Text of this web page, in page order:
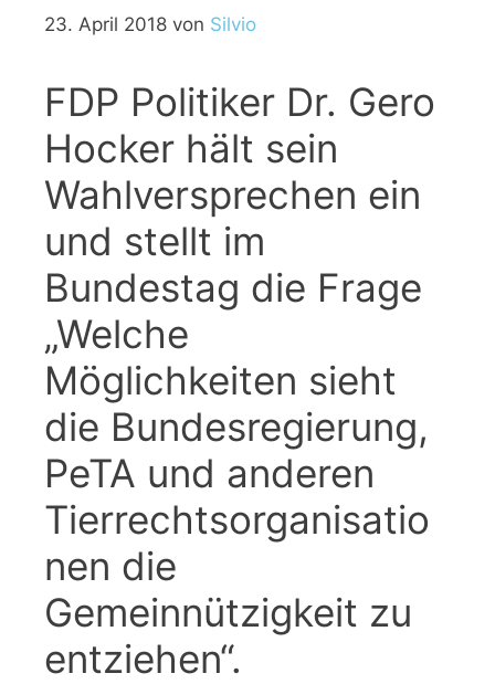
23. April 2018 von Silvio
FDP Politiker Dr. Gero
Hocker hält sein
Wahlversprechen ein
und stellt im
Bundestag die Frage
„Welche
Möglichkeiten sieht
die Bundesregierung,
PeTA und anderen
Tierrechtsorganisatio
nen die
Gemeinnützigkeit zu
entziehen“.